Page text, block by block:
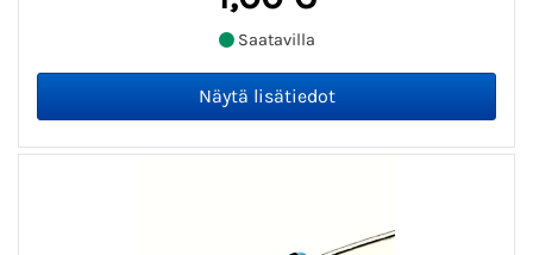
Saatavilla